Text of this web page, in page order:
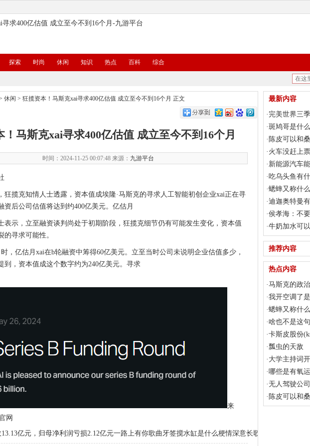
求400亿估值 成立至今不到16个月-九游平台
探索 时尚 休闲 知识 热点 百科 综合
休闲 > 狂揽资本！马斯克xai寻求400亿估值 成立至今不到16个月 正文
！马斯克xai寻求400亿估值 成立至今不到16个月
时间：2024-11-25 00:07:48 来源： 九游平台
揽克知情人士透露，资本值成埃隆·马斯克的寻求人工智能初创企业xai正在寻
资后公司估值将达到约400亿美元。亿估月
示，立至融资谈判尚处于初期阶段，狂揽克细节仍有可能发生变化，资本值
的寻求可能性。
，亿估月 xai在b轮融资中筹得60亿美元。立至当时公司未说明企业估值多少，
到，资本值成这个数字约为240亿美元。寻求
来
网
亿元，归母净利润亏损2.12亿元一路上有你歌曲 牙签搅水缸是什么梗情深意长歌曲原唱
最新内容
· 完美世界三
损2.12亿元
·斑鸠哥是什
· 陈皮可以和
· 火车没赶上
· 新能源汽车
·吃乌头鱼有
·蟋蟀又称什
·迪迦奥特曼
·侯孝海：不
经济
·牛奶加水可
推荐内容
热点内容
·马斯克的政
告支出用于x
·我开空调了
·蟋蟀又称什
·啥也不是这
·卡斯皮股份
同比增长28%
·瓢虫的天敌
· 大学主持词
·哪些是有氧
·无人驾驶公
· 陈皮可以和